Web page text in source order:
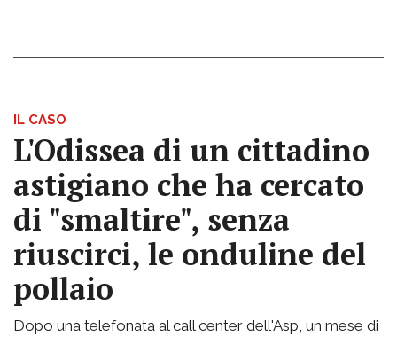
IL CASO
L'Odissea di un cittadino
astigiano che ha cercato
di "smaltire", senza
riuscirci, le onduline del
pollaio
Dopo una telefonata al call center dell'Asp, un mese di